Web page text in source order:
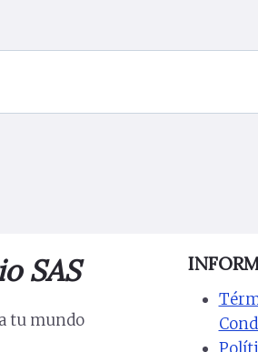
SAS
tu mundo